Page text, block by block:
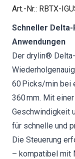
Art.-Nr.: RBTX-
Schneller
Anwendungen
Der drylin®
60 Picks/min bei
360 mm. Mit
Geschwindigkeit
für schnelle und
Die Steuerung
– kompatibel mit